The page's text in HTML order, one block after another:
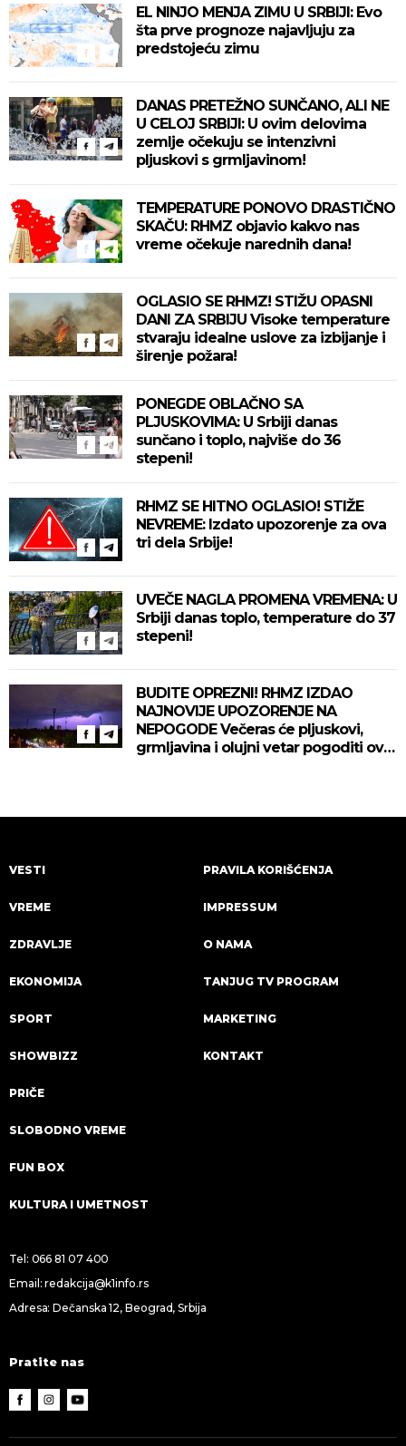
EL NINJO MENJA ZIMU U SRBIJI: Evo
šta prve prognoze najavljuju za
predstojeću zimu
DANAS PRETEŽNO SUNČANO, ALI NE
U CELOJ SRBIJI: U ovim delovima
zemlje očekuju se intenzivni
pljuskovi s grmljavinom!
TEMPERATURE PONOVO DRASTIČNO
SKAČU: RHMZ objavio kakvo nas
vreme očekuje narednih dana!
OGLASIO SE RHMZ! STIŽU OPASNI
DANI ZA SRBIJU Visoke temperature
stvaraju idealne uslove za izbijanje i
širenje požara!
PONEGDE OBLAČNO SA
PLJUSKOVIMA: U Srbiji danas
sunčano i toplo, najviše do 36
stepeni!
RHMZ SE HITNO OGLASIO! STIŽE
NEVREME: Izdato upozorenje za ova
tri dela Srbije!
UVEČE NAGLA PROMENA VREMENA: U
Srbiji danas toplo, temperature do 37
stepeni!
BUDITE OPREZNI! RHMZ IZDAO
NAJNOVIJE UPOZORENJE NA
NEPOGODE Večeras će pljuskovi,
grmljavina i olujni vetar pogoditi ove
VESTI
VREME
ZDRAVLJE
EKONOMIJA
SPORT
SHOWBIZZ
PRIČE
SLOBODNO VREME
FUN BOX
KULTURA I UMETNOST
PRAVILA KORIŠĆENJA
IMPRESSUM
O NAMA
TANJUG TV PROGRAM
MARKETING
KONTAKT
Tel: 066 81 07 400
Email:redakcija@k1info.rs
Adresa: Dečanska 12, Beograd, Srbija
Pratite nas